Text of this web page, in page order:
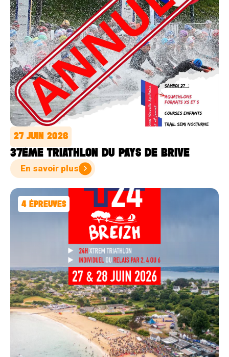
27 JUIN 2026
37ÈME TRIATHLON DU PAYS DE BRIVE
En savoir plus
4 ÉPREUVES